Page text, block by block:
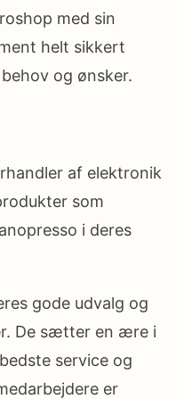
med sin
helt sikkert
og ønsker.
af elektronik
som
i deres
gode udvalg og
De sætter en ære i
service og
er